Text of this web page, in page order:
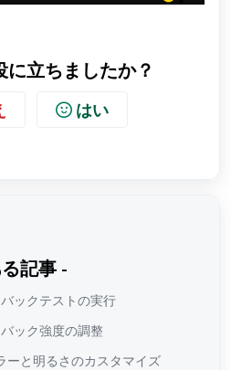
に立ちましたか？
はい
記事 -
ックテストの実行
ック強度の調整
ーと明るさのカスタマイズ